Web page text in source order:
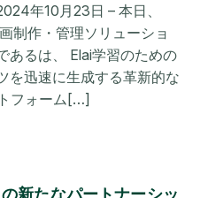
年10月23日 – 本日、
制作・管理ソリューショ
あるは、 Elai学習のための
を迅速に生成する革新的な
フォーム[…]
新たなパートナーシッ